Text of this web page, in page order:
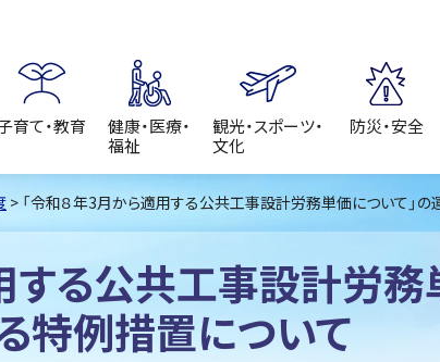
育て・教育
健康・医療・
福祉
観光・スポーツ・
文化
防災・安全
> 「令和８年3月から適用する公共工事設計労務単価について」
する公共工事設計労
特例措置について